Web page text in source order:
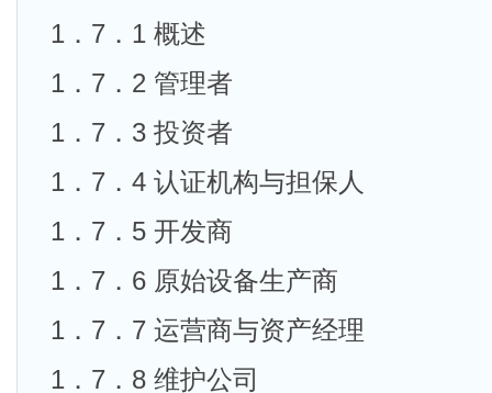
1．7．1 概述
1．7．2 管理者
1．7．3 投资者
1．7．4 认证机构与担保人
1．7．5 开发商
1．7．6 原始设备生产商
1．7．7 运营商与资产经理
1．7．8 维护公司